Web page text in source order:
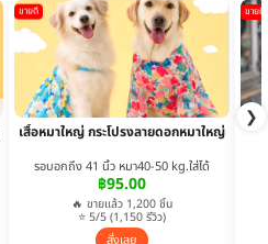
❯
ขายดี
เสื้อหมาใหญ่ กระโปรงลายดอกหมาใหญ่
รอบอกถึง 41 นิ้ว หมา40-50 kg.ใส่ได้
฿95.00
🔥 ขายแล้ว 1,200 ชิ้น
⭐ 5/5 (1,150 รีวิว)
สั่งเลย
ขายดี